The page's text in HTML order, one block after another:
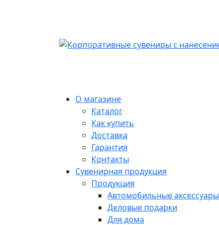
О магазине
Каталог
Как купить
Доставка
Гарантия
Контакты
Сувенирная продукция
Продукция
Автомобильные аксессуары
Деловые подарки
Для дома